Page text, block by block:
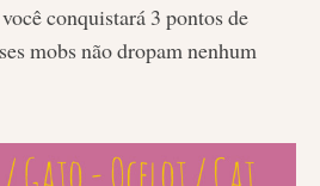
conquistará 3 pontos de
mobs não dropam nenhum